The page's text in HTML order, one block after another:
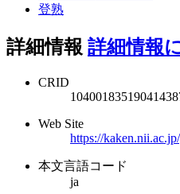
登熟
詳細情報 詳細情報
CRID
Web Site
https://
本文言語コード
ja